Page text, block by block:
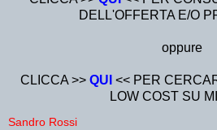
DELL'OFFERTA E/O
oppure
CLICCA >> QUI << PER
LOW COST SU
Sandro Rossi